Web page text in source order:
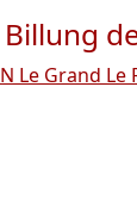
Le Grand Le